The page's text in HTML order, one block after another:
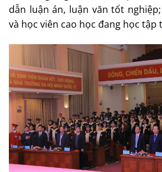
dẫn luận án, luận văn tốt
và học viên cao học đang học tập